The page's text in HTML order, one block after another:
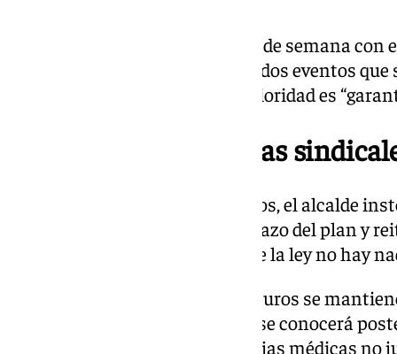
El plan entrará en vigor este fin de semana
alumbrado navideño el sábado, dos eventos
público. Sanz aseguró que su prioridad es
Respuesta a las críticas
Ante las críticas de los sindicatos, el alcalde
las entidades el motivo del rechazo del plan y
los topes legales. “Por encima de la ley no hay
El tope legal de 5,6 millones de euros se
cuantía final destinada al plan se conocerá
esa cifra. Además, en caso de bajas médicas